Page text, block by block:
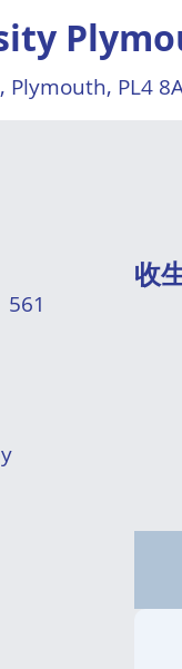
Plymouth, PL4
561
收